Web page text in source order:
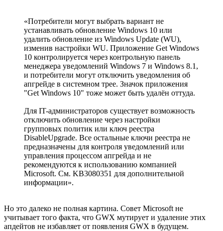
«Потребители могут выбрать вариант не
устанавливать обновление Windows 10 или
удалить обновление из Windows Update (WU),
изменив настройки WU. Приложение Get Windows
10 контролируется через контрольную панель
менеджера уведомлений Windows 7 и Windows 8.1,
и потребители могут отключить уведомления об
апгрейде в системном трее. Значок приложения
"Get Windows 10" тоже может быть удалён оттуда.
Для IT-администраторов существует возможность
отключить обновление через настройки
групповых политик или ключ реестра
DisableUpgrade. Все остальные ключи реестра не
предназначены для контроля уведомлений или
управления процессом апгрейда и не
рекомендуются к использованию компанией
Microsoft. См. KB3080351 для дополнительной
информации».
Но это далеко не полная картина. Совет Microsoft не
учитывает того факта, что GWX мутирует и удаление этих
апдейтов не избавляет от появления GWX в будущем.